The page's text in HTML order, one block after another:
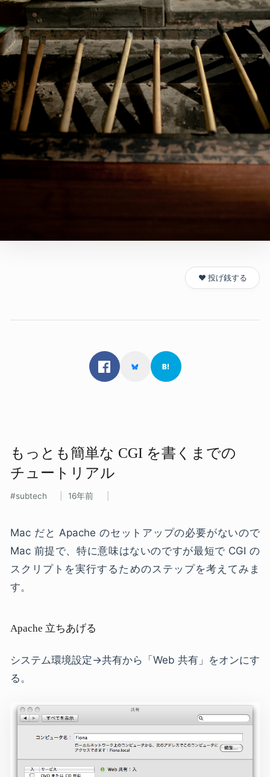
❤️ 投げ銭する
もっとも​簡単な​ CGI を​書くまでの​
チュートリアル
subtech 16年前
Mac だと Apache のセットアップの必要がないので
Mac 前提で、特に意味はないのですが最短で CGI の
スクリプトを実行するためのステップを考えてみま
す。
Apache 立ちあげる
システム環境設定→共有から「Web 共有」をオンにす
る。